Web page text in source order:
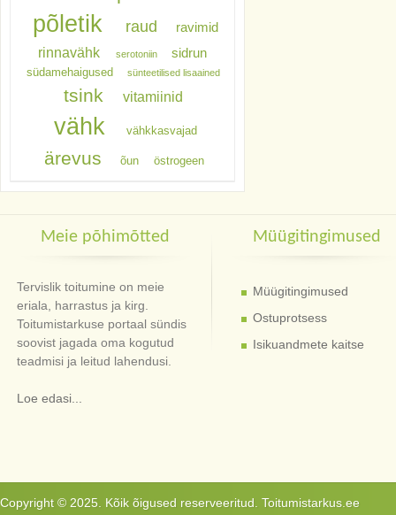
põletik raud ravimid
rinnavähk serotoniin sidrun
südamehaigused sünteetilised lisaained
tsink vitamiinid
vähk vähkkasvajad
ärevus õun östrogeen
Meie põhimõtted
Tervislik toitumine on meie
eriala, harrastus ja kirg.
Toitumistarkuse portaal sündis
soovist jagada oma kogutud
teadmisi ja leitud lahendusi.
Loe edasi...
Müügitingimused
Müügitingimused
Ostuprotsess
Isikuandmete kaitse
Copyright © 2025. Kõik õigused reserveeritud. Toitumistarkus.ee